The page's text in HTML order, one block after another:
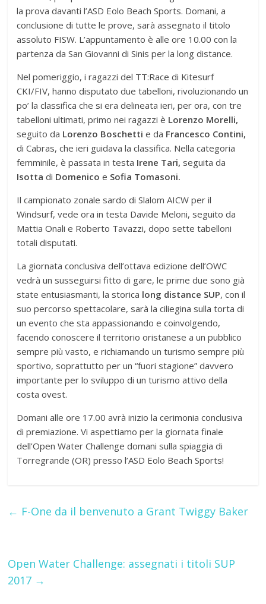
la prova davanti l’ASD Eolo Beach Sports. Domani, a
conclusione di tutte le prove, sarà assegnato il titolo
assoluto FISW. L’appuntamento è alle ore 10.00 con la
partenza da San Giovanni di Sinis per la long distance.
Nel pomeriggio, i ragazzi del TT:Race di Kitesurf
CKI/FIV, hanno disputato due tabelloni, rivoluzionando un
po’ la classifica che si era delineata ieri, per ora, con tre
tabelloni ultimati, primo nei ragazzi è Lorenzo Morelli,
seguito da Lorenzo Boschetti e da Francesco Contini,
di Cabras, che ieri guidava la classifica. Nella categoria
femminile, è passata in testa Irene Tari, seguita da
Isotta di Domenico e Sofia Tomasoni.
Il campionato zonale sardo di Slalom AICW per il
Windsurf, vede ora in testa Davide Meloni, seguito da
Mattia Onali e Roberto Tavazzi, dopo sette tabelloni
totali disputati.
La giornata conclusiva dell’ottava edizione dell’OWC
vedrà un susseguirsi fitto di gare, le prime due sono già
state entusiasmanti, la storica long distance SUP, con il
suo percorso spettacolare, sarà la ciliegina sulla torta di
un evento che sta appassionando e coinvolgendo,
facendo conoscere il territorio oristanese a un pubblico
sempre più vasto, e richiamando un turismo sempre più
sportivo, soprattutto per un “fuori stagione” davvero
importante per lo sviluppo di un turismo attivo della
costa ovest.
Domani alle ore 17.00 avrà inizio la cerimonia conclusiva
di premiazione. Vi aspettiamo per la giornata finale
dell’Open Water Challenge domani sulla spiaggia di
Torregrande (OR) presso l’ASD Eolo Beach Sports!
← F-One da il benvenuto a Grant Twiggy Baker
Open Water Challenge: assegnati i titoli SUP
2017 →